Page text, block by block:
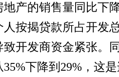
地产的销售量同比下
人按揭贷款所占开发
致开发商资金紧张。
35%下降到29%，这